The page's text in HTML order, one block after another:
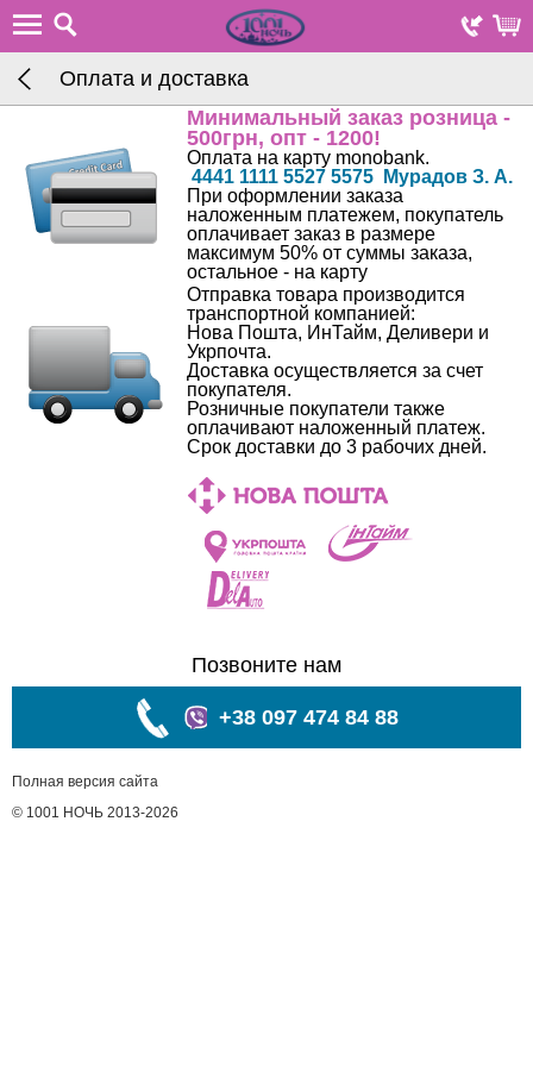
Оплата и доставка
Минимальный заказ розница -
500грн, опт - 1200!
Оплата на карту monobank.
4441 1111 5527 5575 Мурадов З. А.
При оформлении заказа
наложенным платежем, покупатель
оплачивает заказ в размере
максимум 50% от суммы заказа,
остальное - на карту
Отправка товара производится
транспортной компанией:
Нова Пошта, ИнТайм, Деливери и
Укрпочта.
Доставка осуществляется за счет
покупателя.
Розничные покупатели также
оплачивают наложенный платеж.
Срок доставки до 3 рабочих дней.
Позвоните нам
+38 097 474 84 88
Полная версия сайта
© 1001 НОЧЬ 2013-2026